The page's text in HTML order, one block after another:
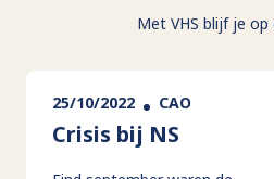
Met VHS blijf je
25/10/2022 CAO
Crisis bij NS